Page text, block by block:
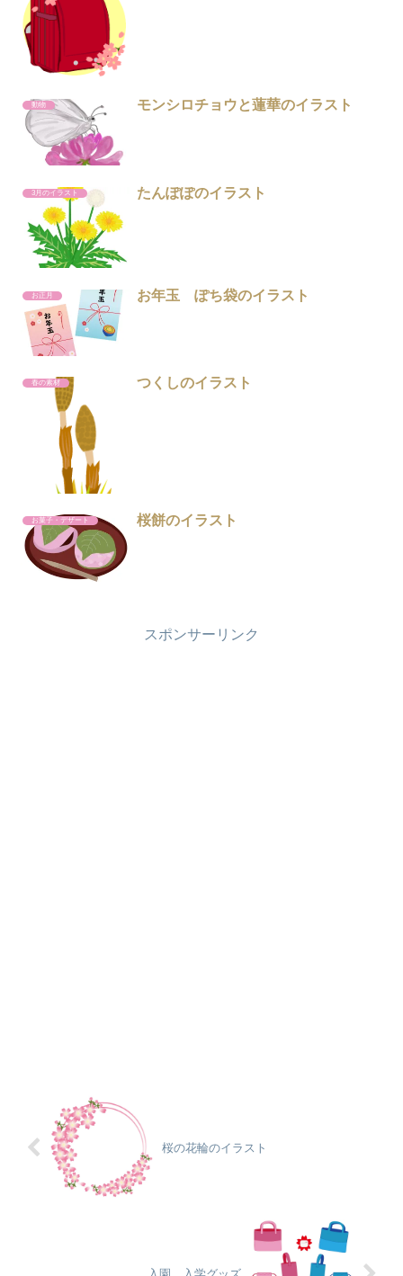
動物 モンシロチョウと蓮華のイラスト
3月のイラスト たんぽぽのイラスト
お正月 お年玉 ぽち袋のイラスト
春の素材 つくしのイラスト
お菓子・デザート 桜餅のイラスト
スポンサーリンク
桜の花輪のイラスト